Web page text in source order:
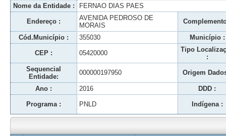
Nome da Entidade :
FERNAO DIAS PAES
Endereço :
AVENIDA PEDROSO DE
MORAIS
Cód.Município : 355030 Município :
CEP : 05420000
Tipo
:
Sequencial
Entidade:
000000197950 Origem
Ano : 2016 DDD :
Programa : PNLD Indígena :